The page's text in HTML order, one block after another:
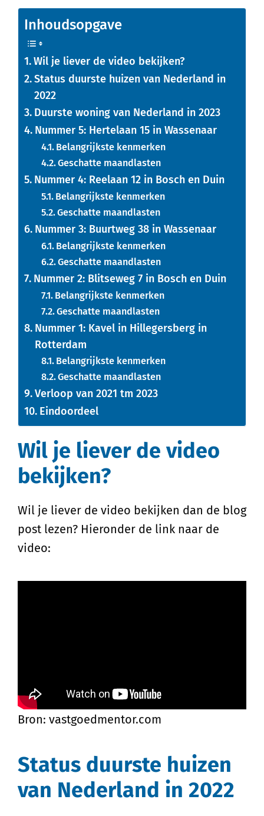
Inhoudsopgave
Wil je liever de video bekijken?
Status duurste huizen van Nederland in
2022
Duurste woning van Nederland in 2023
Nummer 5: Hertelaan 15 in Wassenaar
Belangrijkste kenmerken
Geschatte maandlasten
Nummer 4: Reelaan 12 in Bosch en Duin
Belangrijkste kenmerken
Geschatte maandlasten
Nummer 3: Buurtweg 38 in Wassenaar
Belangrijkste kenmerken
Geschatte maandlasten
Nummer 2: Blitseweg 7 in Bosch en Duin
Belangrijkste kenmerken
Geschatte maandlasten
Nummer 1: Kavel in Hillegersberg in
Rotterdam
Belangrijkste kenmerken
Geschatte maandlasten
Verloop van 2021 tm 2023
Eindoordeel
Wil je liever de video
bekijken?
Wil je liever de video bekijken dan de blog
post lezen? Hieronder de link naar de
video:
Bron: vastgoedmentor.com
Status duurste huizen
van Nederland in 2022